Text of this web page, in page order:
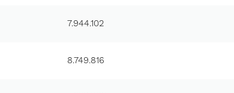
7.944.102
8.749.816